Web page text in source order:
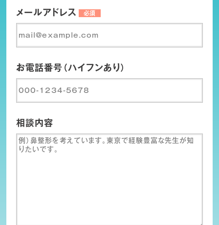
メールアドレス 必須
お電話番号（ハイフンあり）
相談内容